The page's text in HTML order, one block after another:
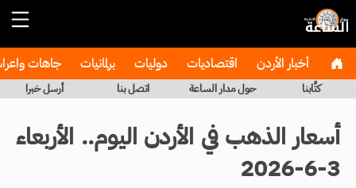
أخبار الأردن اقتصاديات دوليات برلمانيات جاهات
كتَّابنا حول مدار الساعة اتصل بنا أرسل خبرا
أسعار الذهب في الأردن اليوم.. الأربعاء
3-6-2026